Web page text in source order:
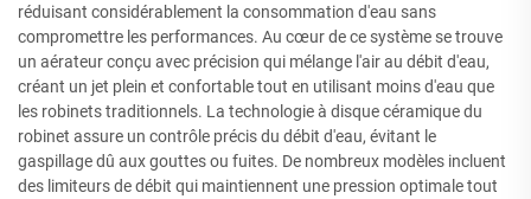
réduisant considérablement la consommation d'eau sans
compromettre les performances. Au cœur de ce système se trouve
un aérateur conçu avec précision qui mélange l'air au débit d'eau,
créant un jet plein et confortable tout en utilisant moins d'eau que
les robinets traditionnels. La technologie à disque céramique du
robinet assure un contrôle précis du débit d'eau, évitant le
gaspillage dû aux gouttes ou fuites. De nombreux modèles incluent
des limiteurs de débit qui maintiennent une pression optimale tout